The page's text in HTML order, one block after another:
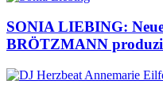
SONIA LIEBING:
BRÖTZMANN